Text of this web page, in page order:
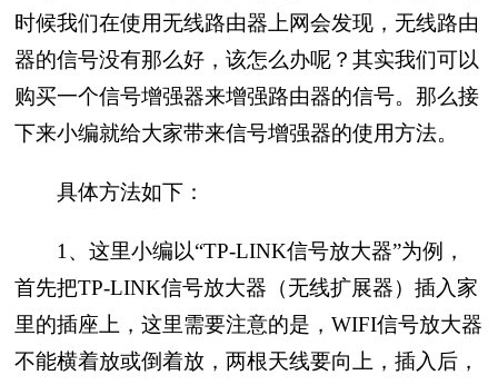
时候我们在使用无线路由器上网会发现，无线路由
器的信号没有那么好，该怎么办呢？其实我们可以
购买一个信号增强器来增强路由器的信号。那么接
下来小编就给大家带来信号增强器的使用方法。
具体方法如下：
1、这里小编以“TP-LINK信号放大器”为例，
首先把TP-LINK信号放大器（无线扩展器）插入家
里的插座上，这里需要注意的是，WIFI信号放大器
不能横着放或倒着放，两根天线要向上，插入后，